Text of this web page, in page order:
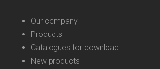
Our company
Products
Catalogues for download
New products